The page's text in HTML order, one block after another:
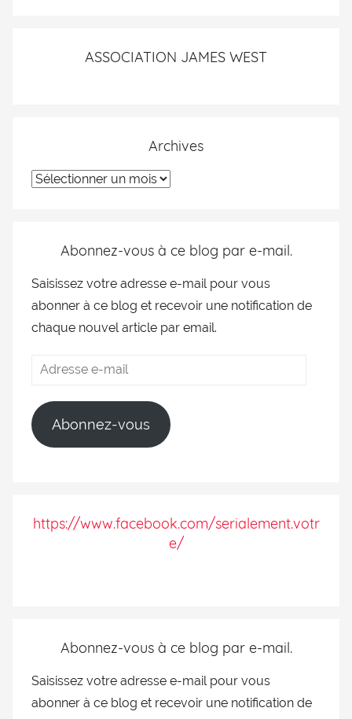
ASSOCIATION JAMES WEST
Archives
Abonnez-vous à ce blog par e-mail.
Saisissez votre adresse e-mail pour vous
abonner à ce blog et recevoir une notification de
chaque nouvel article par email.
Abonnez-vous
https://www.facebook.com/serialement.votr
e/
Abonnez-vous à ce blog par e-mail.
Saisissez votre adresse e-mail pour vous
abonner à ce blog et recevoir une notification de